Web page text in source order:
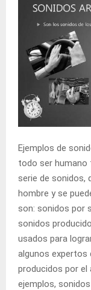
Ejemplos de
todo ser humano
serie de sonidos,
hombre y se
son: sonidos por
sonidos
usados para
algunos
producidos por el
ejemplos,